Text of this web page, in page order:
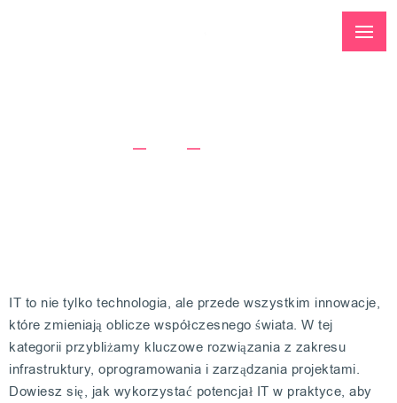
IT to nie tylko technologia, ale przede wszystkim innowacje,
które zmieniają oblicze współczesnego świata. W tej
kategorii przybliżamy kluczowe rozwiązania z zakresu
infrastruktury, oprogramowania i zarządzania projektami.
Dowiesz się, jak wykorzystać potencjał IT w praktyce, aby